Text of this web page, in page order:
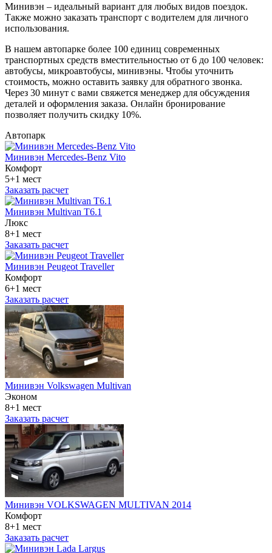
Минивэн – идеальный вариант для любых видов поездок.
Также можно заказать транспорт с водителем для личного
использования.
В нашем автопарке более 100 единиц современных
транспортных средств вместительностью от 6 до 100 человек:
автобусы, микроавтобусы, минивэны. Чтобы уточнить
стоимость, можно оставить заявку для обратного звонка.
Через 30 минут с вами свяжется менеджер для обсуждения
деталей и оформления заказа. Онлайн бронирование
позволяет получить скидку 10%.
Автопарк
Минивэн Mercedes-Benz Vito
Комфорт
5+1 мест
Заказать расчет
Минивэн Multivan Т6.1
Люкс
8+1 мест
Заказать расчет
Минивэн Peugeot Traveller
Комфорт
6+1 мест
Заказать расчет
Минивэн Volkswagen Multivan
Эконом
8+1 мест
Заказать расчет
Минивэн VOLKSWAGEN MULTIVAN 2014
Комфорт
8+1 мест
Заказать расчет